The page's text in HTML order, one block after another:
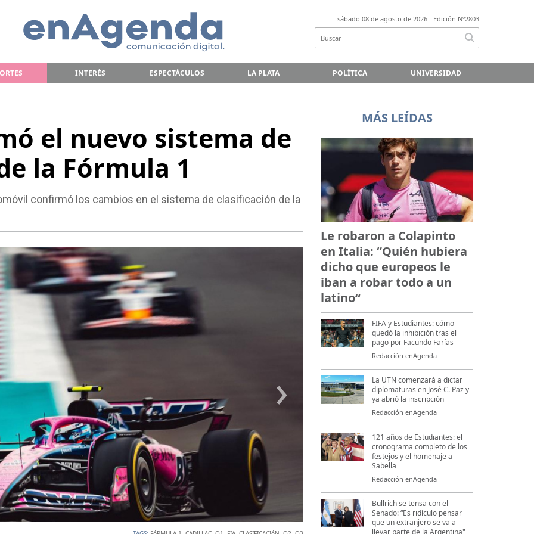
sábado 08 de agosto de 2026 - Edición Nº2803
INTERÉS ESPECTÁCULOS LA PLATA POLÍTICA UNIVERSIDAD
el nuevo sistema de
la Fórmula 1
confirmó los cambios en el sistema de clasificación de la
›
MÁS LEÍDAS
Le robaron a Colapinto
en Italia: “Quién hubiera
dicho que europeos le
iban a robar todo a un
latino“
FIFA y Estudiantes: cómo
quedó la inhibición tras el
pago por Facundo Farías
Redacción enAgenda
La UTN comenzará a dictar
diplomaturas en José C. Paz y
ya abrió la inscripción
Redacción enAgenda
121 años de Estudiantes: el
cronograma completo de los
festejos y el homenaje a
Sabella
Redacción enAgenda
Bullrich se tensa con el
Senado: “Es ridículo pensar
que un extranjero se va a
llevar parte de la Argentina"